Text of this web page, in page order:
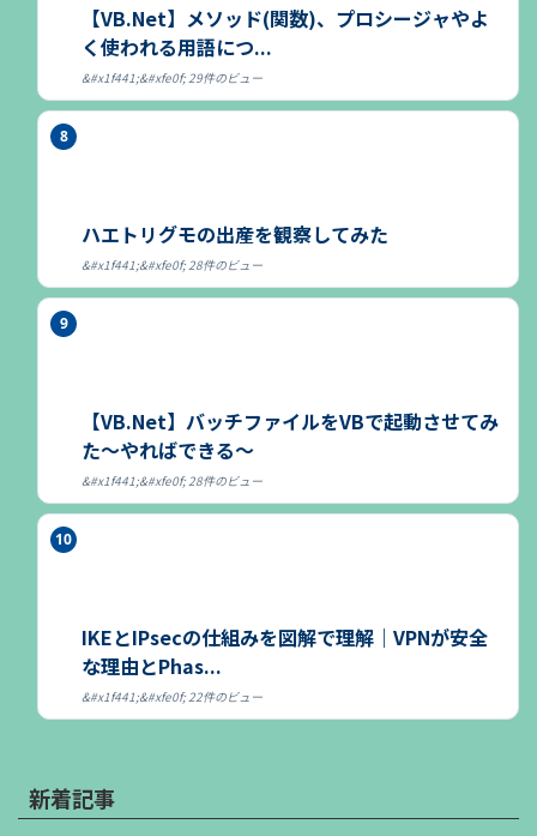
【VB.Net】メソッド(関数)、プロシージャやよ
く使われる用語につ...
29件のビュー
ハエトリグモの出産を観察してみた
28件のビュー
【VB.Net】バッチファイルをVBで起動させてみ
た～やればできる～
28件のビュー
IKEとIPsecの仕組みを図解で理解｜VPNが安全
な理由とPhas...
22件のビュー
新着記事